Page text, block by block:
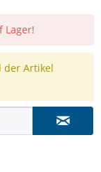
Lager!
der Artikel